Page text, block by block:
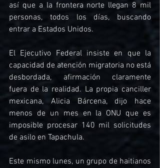
así que a la frontera norte llegan 8 mil
personas, todos los días, buscando
entrar a Estados Unidos.
El Ejecutivo Federal insiste en que la
capacidad de atención migratoria no está
desbordada, afirmación claramente
fuera de la realidad. La propia canciller
mexicana, Alicia Bárcena, dijo hace
menos de un mes en la ONU que es
imposible procesar 140 mil solicitudes
de asilo en Tapachula.
Este mismo lunes, un grupo de haitianos